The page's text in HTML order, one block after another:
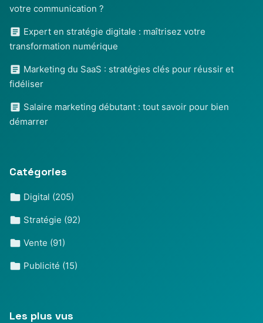
votre communication ?
Expert en stratégie digitale : maîtrisez votre
transformation numérique
Marketing du SaaS : stratégies clés pour réussir et
fidéliser
Salaire marketing débutant : tout savoir pour bien
démarrer
Catégories
Digital (205)
Stratégie (92)
Vente (91)
Publicité (15)
Les plus vus